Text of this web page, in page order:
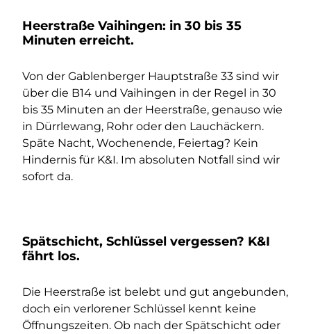
Heerstraße Vaihingen: in 30 bis 35
Minuten erreicht.
Von der Gablenberger Hauptstraße 33 sind wir
über die B14 und Vaihingen in der Regel in 30
bis 35 Minuten an der Heerstraße, genauso wie
in Dürrlewang, Rohr oder den Lauchäckern.
Späte Nacht, Wochenende, Feiertag? Kein
Hindernis für K&I. Im absoluten Notfall sind wir
sofort da.
Spätschicht, Schlüssel vergessen? K&I
fährt los.
Die Heerstraße ist belebt und gut angebunden,
doch ein verlorener Schlüssel kennt keine
Öffnungszeiten. Ob nach der Spätschicht oder